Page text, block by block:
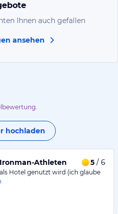
Ihnen auch gefallen
ansehen
hochladen
Athleten 5 / 6
Hotel genutzt wird (ich glaube